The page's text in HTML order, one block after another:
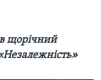
щорічний